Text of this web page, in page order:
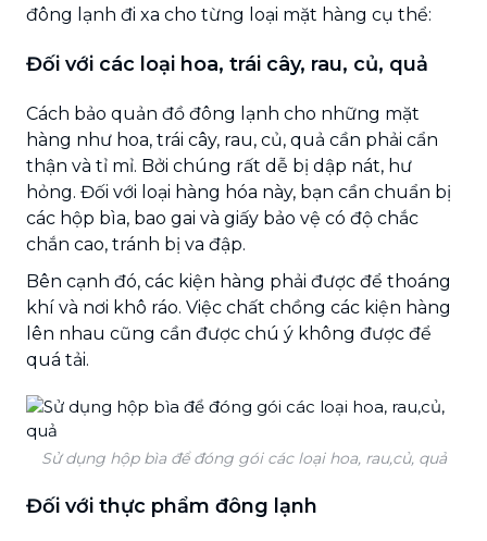
đông lạnh đi xa cho từng loại mặt hàng cụ thể:
Đối với các loại hoa, trái cây, rau, củ, quả
Cách bảo quản đồ đông lạnh cho những mặt
hàng như hoa, trái cây, rau, củ, quả cần phải cẩn
thận và tỉ mỉ. Bởi chúng rất dễ bị dập nát, hư
hỏng. Đối với loại hàng hóa này, bạn cần chuẩn bị
các hộp bìa, bao gai và giấy bảo vệ có độ chắc
chắn cao, tránh bị va đập.
Bên cạnh đó, các kiện hàng phải được để thoáng
khí và nơi khô ráo. Việc chất chồng các kiện hàng
lên nhau cũng cần được chú ý không được để
quá tải.
Sử dụng hộp bìa để đóng gói các loại hoa, rau,củ, quả
Đối với thực phẩm đông lạnh